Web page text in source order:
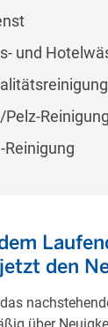
und
Reinigung